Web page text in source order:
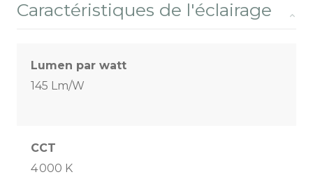
Caractéristiques de l'éclairage
Lumen par watt
145 Lm/W
CCT
4 000 K